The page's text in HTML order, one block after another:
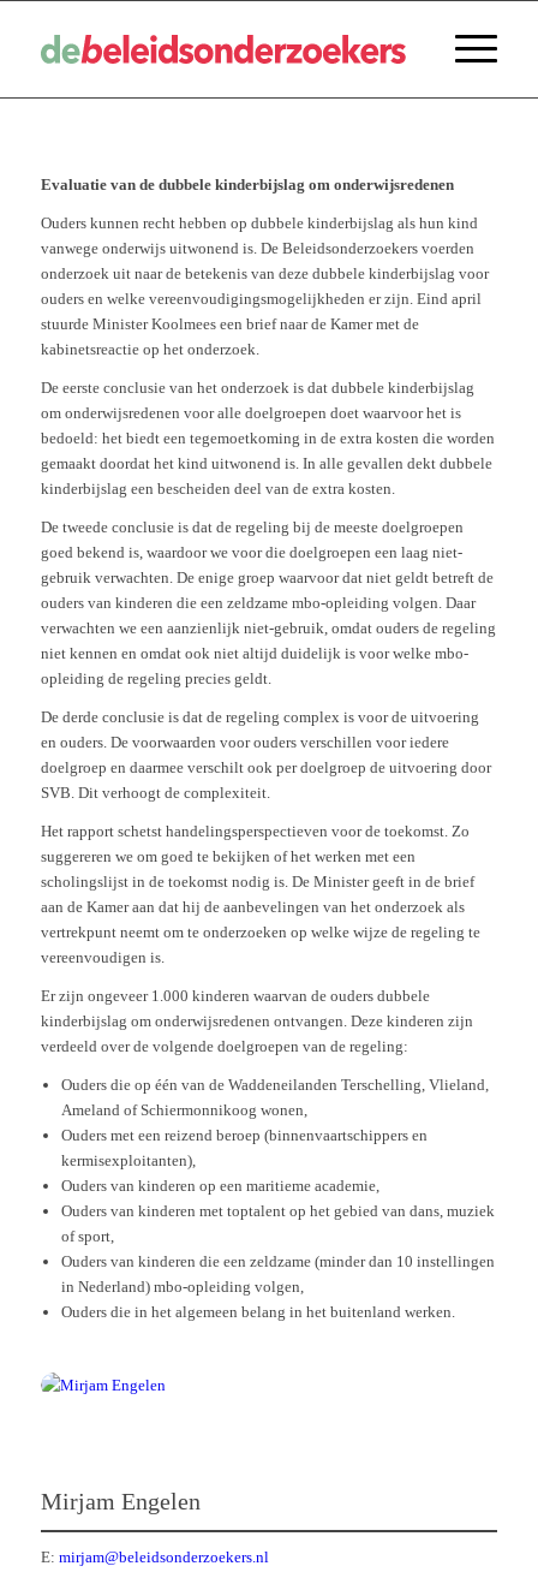
Evaluatie van de dubbele kinderbijslag om onderwijsredenen
Ouders kunnen recht hebben op dubbele kinderbijslag als hun kind
vanwege onderwijs uitwonend is. De Beleidsonderzoekers voerden
onderzoek uit naar de betekenis van deze dubbele kinderbijslag voor
ouders en welke vereenvoudigingsmogelijkheden er zijn. Eind april
stuurde Minister Koolmees een brief naar de Kamer met de
kabinetsreactie op het onderzoek.
De eerste conclusie van het onderzoek is dat dubbele kinderbijslag
om onderwijsredenen voor alle doelgroepen doet waarvoor het is
bedoeld: het biedt een tegemoetkoming in de extra kosten die worden
gemaakt doordat het kind uitwonend is. In alle gevallen dekt dubbele
kinderbijslag een bescheiden deel van de extra kosten.
De tweede conclusie is dat de regeling bij de meeste doelgroepen
goed bekend is, waardoor we voor die doelgroepen een laag niet-
gebruik verwachten. De enige groep waarvoor dat niet geldt betreft de
ouders van kinderen die een zeldzame mbo-opleiding volgen. Daar
verwachten we een aanzienlijk niet-gebruik, omdat ouders de regeling
niet kennen en omdat ook niet altijd duidelijk is voor welke mbo-
opleiding de regeling precies geldt.
De derde conclusie is dat de regeling complex is voor de uitvoering
en ouders. De voorwaarden voor ouders verschillen voor iedere
doelgroep en daarmee verschilt ook per doelgroep de uitvoering door
SVB. Dit verhoogt de complexiteit.
Het rapport schetst handelingsperspectieven voor de toekomst. Zo
suggereren we om goed te bekijken of het werken met een
scholingslijst in de toekomst nodig is. De Minister geeft in de brief
aan de Kamer aan dat hij de aanbevelingen van het onderzoek als
vertrekpunt neemt om te onderzoeken op welke wijze de regeling te
vereenvoudigen is.
Er zijn ongeveer 1.000 kinderen waarvan de ouders dubbele
kinderbijslag om onderwijsredenen ontvangen. Deze kinderen zijn
verdeeld over de volgende doelgroepen van de regeling:
Ouders die op één van de Waddeneilanden Terschelling, Vlieland,
Ameland of Schiermonnikoog wonen,
Ouders met een reizend beroep (binnenvaartschippers en
kermisexploitanten),
Ouders van kinderen op een maritieme academie,
Ouders van kinderen met toptalent op het gebied van dans, muziek
of sport,
Ouders van kinderen die een zeldzame (minder dan 10 instellingen
in Nederland) mbo-opleiding volgen,
Ouders die in het algemeen belang in het buitenland werken.
Mirjam Engelen
E: mirjam@beleidsonderzoekers.nl